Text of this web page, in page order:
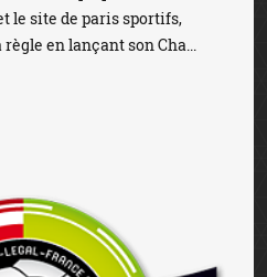
le site de paris sportifs,
en lançant son Cha...